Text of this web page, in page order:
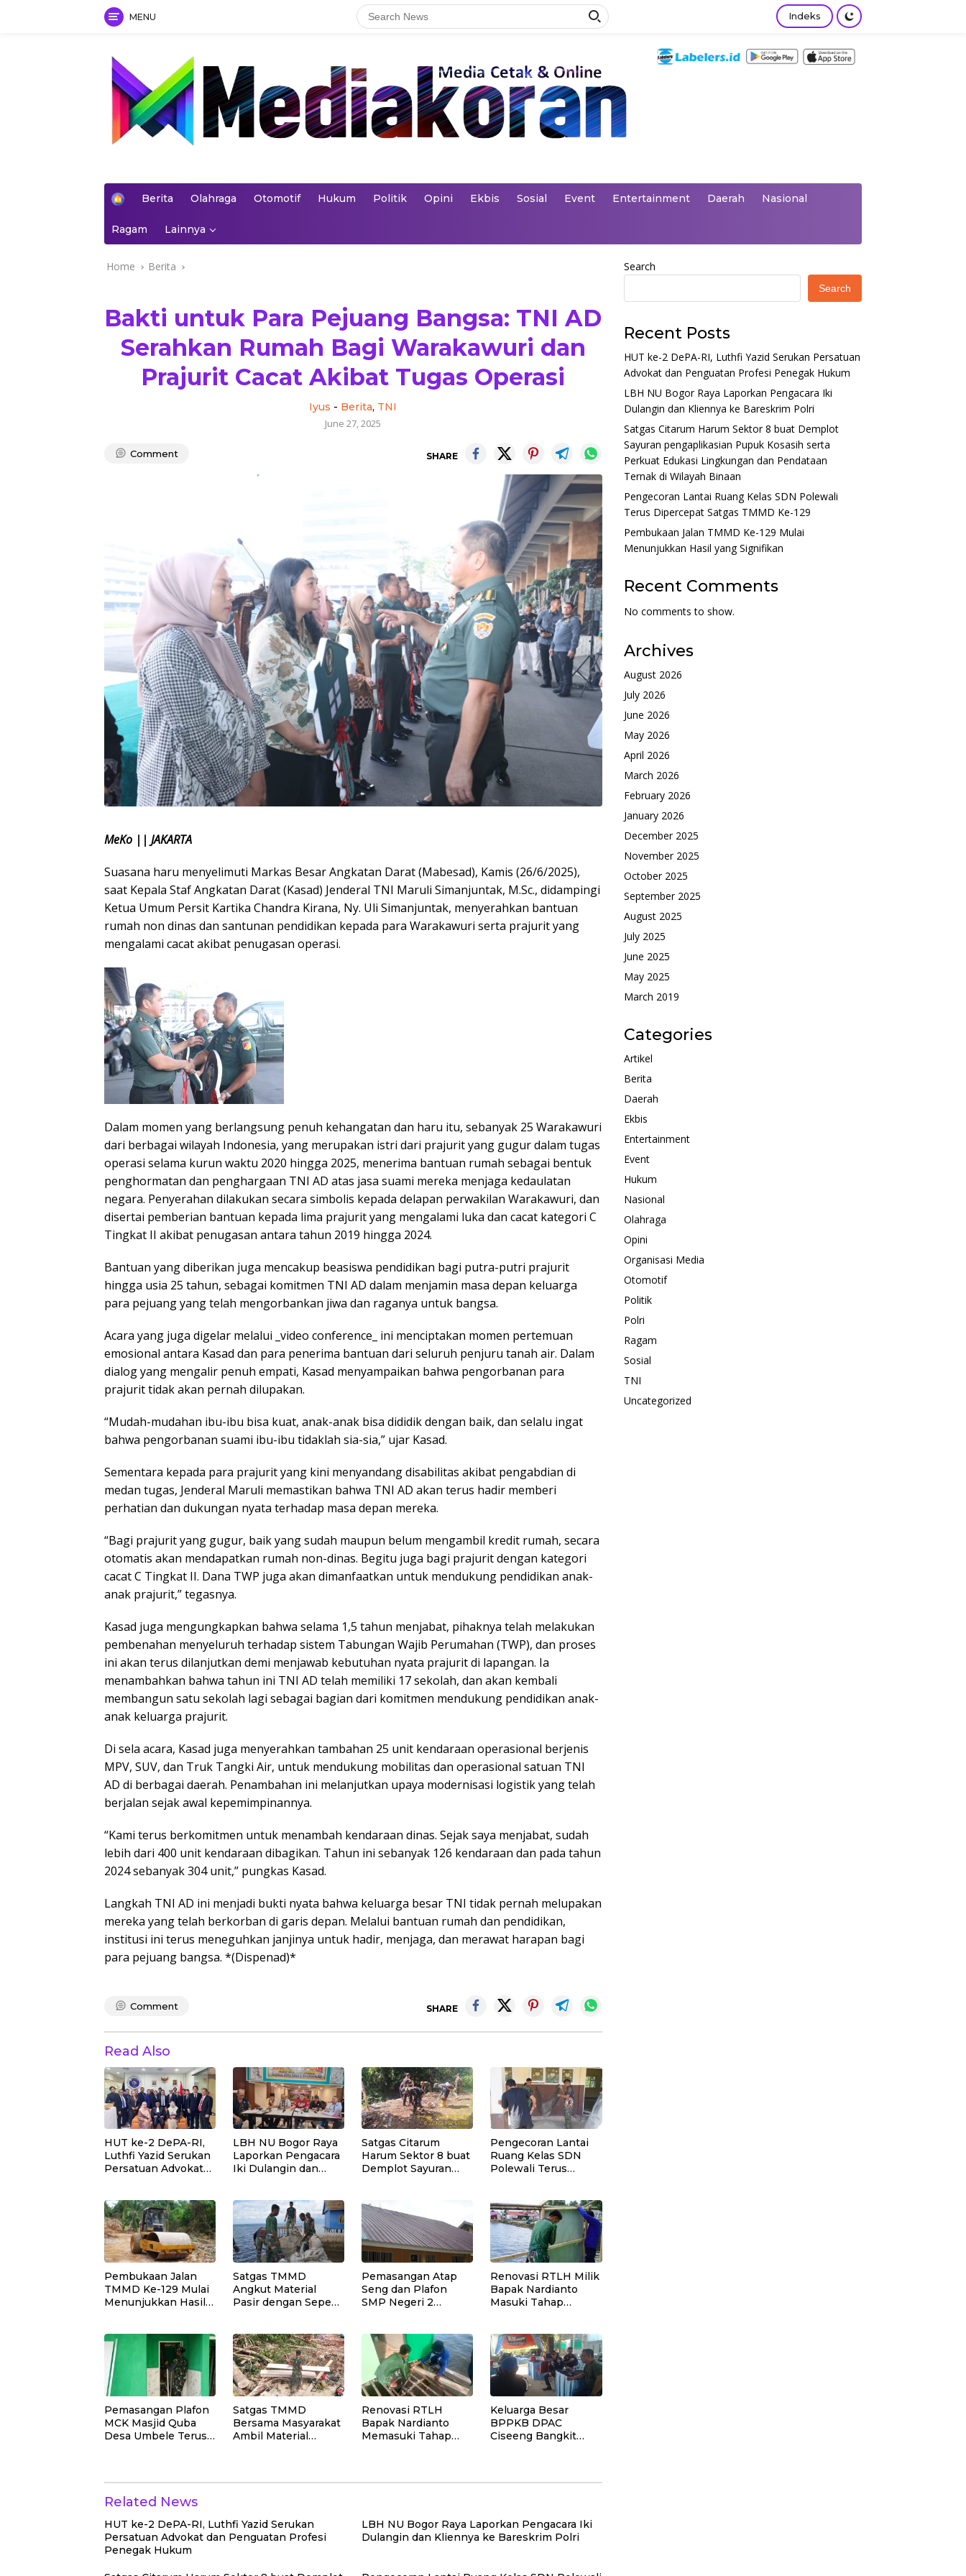
MENU Indeks
H
e
Berita Olahraga Otomotif Hukum Politik Opini Ekbis Sosial Event Entertainment Daerah Nasional
Ragam Lainnya
Home Berita
Bakti untuk Para Pejuang Bangsa: TNI AD
Serahkan Rumah Bagi Warakawuri dan
Prajurit Cacat Akibat Tugas Operasi
Iyus - Berita, TNI
June 27, 2025
Comment SHARE
MeKo || JAKARTA
Suasana haru menyelimuti Markas Besar Angkatan Darat (Mabesad), Kamis (26/6/2025),
saat Kepala Staf Angkatan Darat (Kasad) Jenderal TNI Maruli Simanjuntak, M.Sc., didampingi
Ketua Umum Persit Kartika Chandra Kirana, Ny. Uli Simanjuntak, menyerahkan bantuan
rumah non dinas dan santunan pendidikan kepada para Warakawuri serta prajurit yang
mengalami cacat akibat penugasan operasi.
Dalam momen yang berlangsung penuh kehangatan dan haru itu, sebanyak 25 Warakawuri
dari berbagai wilayah Indonesia, yang merupakan istri dari prajurit yang gugur dalam tugas
operasi selama kurun waktu 2020 hingga 2025, menerima bantuan rumah sebagai bentuk
penghormatan dan penghargaan TNI AD atas jasa suami mereka menjaga kedaulatan
negara. Penyerahan dilakukan secara simbolis kepada delapan perwakilan Warakawuri, dan
disertai pemberian bantuan kepada lima prajurit yang mengalami luka dan cacat kategori C
Tingkat II akibat penugasan antara tahun 2019 hingga 2024.
Bantuan yang diberikan juga mencakup beasiswa pendidikan bagi putra-putri prajurit
hingga usia 25 tahun, sebagai komitmen TNI AD dalam menjamin masa depan keluarga
para pejuang yang telah mengorbankan jiwa dan raganya untuk bangsa.
Acara yang juga digelar melalui _video conference_ ini menciptakan momen pertemuan
emosional antara Kasad dan para penerima bantuan dari seluruh penjuru tanah air. Dalam
dialog yang mengalir penuh empati, Kasad menyampaikan bahwa pengorbanan para
prajurit tidak akan pernah dilupakan.
“Mudah-mudahan ibu-ibu bisa kuat, anak-anak bisa dididik dengan baik, dan selalu ingat
bahwa pengorbanan suami ibu-ibu tidaklah sia-sia,” ujar Kasad.
Sementara kepada para prajurit yang kini menyandang disabilitas akibat pengabdian di
medan tugas, Jenderal Maruli memastikan bahwa TNI AD akan terus hadir memberi
perhatian dan dukungan nyata terhadap masa depan mereka.
“Bagi prajurit yang gugur, baik yang sudah maupun belum mengambil kredit rumah, secara
otomatis akan mendapatkan rumah non-dinas. Begitu juga bagi prajurit dengan kategori
cacat C Tingkat II. Dana TWP juga akan dimanfaatkan untuk mendukung pendidikan anak-
anak prajurit,” tegasnya.
Kasad juga mengungkapkan bahwa selama 1,5 tahun menjabat, pihaknya telah melakukan
pembenahan menyeluruh terhadap sistem Tabungan Wajib Perumahan (TWP), dan proses
ini akan terus dilanjutkan demi menjawab kebutuhan nyata prajurit di lapangan. Ia
menambahkan bahwa tahun ini TNI AD telah memiliki 17 sekolah, dan akan kembali
membangun satu sekolah lagi sebagai bagian dari komitmen mendukung pendidikan anak-
anak keluarga prajurit.
Di sela acara, Kasad juga menyerahkan tambahan 25 unit kendaraan operasional berjenis
MPV, SUV, dan Truk Tangki Air, untuk mendukung mobilitas dan operasional satuan TNI
AD di berbagai daerah. Penambahan ini melanjutkan upaya modernisasi logistik yang telah
berjalan sejak awal kepemimpinannya.
“Kami terus berkomitmen untuk menambah kendaraan dinas. Sejak saya menjabat, sudah
lebih dari 400 unit kendaraan dibagikan. Tahun ini sebanyak 126 kendaraan dan pada tahun
2024 sebanyak 304 unit,” pungkas Kasad.
Langkah TNI AD ini menjadi bukti nyata bahwa keluarga besar TNI tidak pernah melupakan
mereka yang telah berkorban di garis depan. Melalui bantuan rumah dan pendidikan,
institusi ini terus meneguhkan janjinya untuk hadir, menjaga, dan merawat harapan bagi
para pejuang bangsa. *(Dispenad)*
Comment SHARE
Read Also
HUT ke-2 DePA-RI,
Luthfi Yazid Serukan
Persatuan Advokat
Hukum
LBH NU Bogor Raya
Laporkan Pengacara
Iki Dulangin dan
Satgas Citarum
Harum Sektor 8 buat
Demplot Sayuran
Perkuat Edukasi
Lingkungan dan
Pendataan Ternak di
Wilayah Binaan
Pengecoran Lantai
Ruang Kelas SDN
Polewali Terus
Pembukaan Jalan
TMMD Ke-129 Mulai
Menunjukkan Hasil
Satgas TMMD
Angkut Material
Pasir dengan Sepeda
Beton Jalan
Pemasangan Atap
Seng dan Plafon
SMP Negeri 2
Renovasi RTLH Milik
Bapak Nardianto
Masuki Tahap
Pemasangan Plafon
MCK Masjid Quba
Desa Umbele Terus
Satgas TMMD
Bersama Masyarakat
Ambil Material
Renovasi RTLH
Bapak Nardianto
Memasuki Tahap
Keluarga Besar
BPPKB DPAC
Ciseeng Bangkit
Related News
HUT ke-2 DePA-RI, Luthfi Yazid Serukan
Persatuan Advokat dan Penguatan Profesi
Penegak Hukum
LBH NU Bogor Raya Laporkan Pengacara Iki
Dulangin dan Kliennya ke Bareskrim Polri
Search
Search
Recent Posts
HUT ke-2 DePA-RI, Luthfi Yazid Serukan Persatuan
Advokat dan Penguatan Profesi Penegak Hukum
LBH NU Bogor Raya Laporkan Pengacara Iki
Dulangin dan Kliennya ke Bareskrim Polri
Satgas Citarum Harum Sektor 8 buat Demplot
Sayuran pengaplikasian Pupuk Kosasih serta
Perkuat Edukasi Lingkungan dan Pendataan
Ternak di Wilayah Binaan
Pengecoran Lantai Ruang Kelas SDN Polewali
Terus Dipercepat Satgas TMMD Ke-129
Pembukaan Jalan TMMD Ke-129 Mulai
Menunjukkan Hasil yang Signifikan
Recent Comments
No comments to show.
Archives
August 2026
July 2026
June 2026
May 2026
April 2026
March 2026
February 2026
January 2026
December 2025
November 2025
October 2025
September 2025
August 2025
July 2025
June 2025
May 2025
March 2019
Categories
Artikel
Berita
Daerah
Ekbis
Entertainment
Event
Hukum
Nasional
Olahraga
Opini
Organisasi Media
Otomotif
Politik
Polri
Ragam
Sosial
TNI
Uncategorized